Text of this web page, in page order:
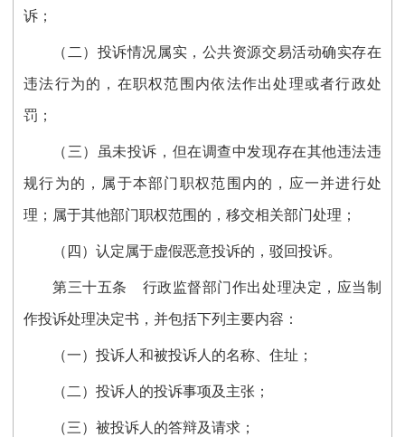
诉；
（二）投诉情况属实，公共资源交易活动确实存在
违法行为的，在职权范围内依法作出处理或者行政处
罚；
（三）虽未投诉，但在调查中发现存在其他违法违
规行为的，属于本部门职权范围内的，应一并进行处
理；属于其他部门职权范围的，移交相关部门处理；
（四）认定属于虚假恶意投诉的，驳回投诉。
第三十五条 行政监督部门作出处理决定，应当制
作投诉处理决定书，并包括下列主要内容：
（一）投诉人和被投诉人的名称、住址；
（二）投诉人的投诉事项及主张；
（三）被投诉人的答辩及请求；